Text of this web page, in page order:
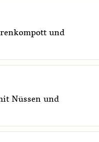
und
Nüssen und